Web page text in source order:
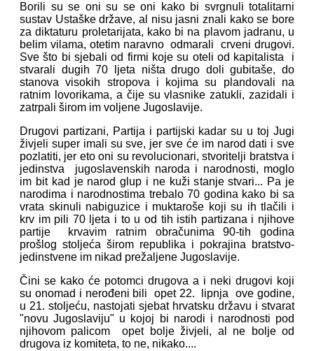
Borili su se oni su se oni kako bi svrgnuli totalitarni
sustav Ustaške države, al nisu jasni znali kako se bore
za diktaturu proletarijata, kako bi na plavom jadranu, u
belim vilama, otetim naravno odmarali crveni drugovi.
Sve što bi sjebali od firmi koje su oteli od kapitalista i
stvarali dugih 70 ljeta ništa drugo doli gubitaše, do
stanova visokih stropova i kojima su plandovali na
ratnim lovorikama, a čije su vlasnike zatukli, zazidali i
zatrpali širom im voljene Jugoslavije.
Drugovi partizani, Partija i partijski kadar su u toj Jugi
živjeli super imali su sve, jer sve će im narod dati i sve
pozlatiti, jer eto oni su revolucionari, stvoritelji bratstva i
jedinstva jugoslavenskih naroda i narodnosti, moglo
im bit kad je narod glup i ne kuži stanje stvari... Pa je
narodima i narodnostima trebalo 70 godina kako bi sa
vrata skinuli nabiguzice i muktaroše koji su ih tlačili i
krv im pili 70 ljeta i to u od tih istih partizana i njihove
partije krvavim ratnim obračunima 90-tih godina
prošlog stoljeća širom republika i pokrajina bratstvo-
jedinstvene im nikad prežaljene Jugoslavije.
Čini se kako će potomci drugova a i neki drugovi koji
su onomad i nerođeni bili opet 22. lipnja ove godine,
u 21. stoljeću, nastojati sjebat hrvatsku državu i stvarat
"novu Jugoslaviju" u kojoj bi narodi i narodnosti pod
njihovom palicom opet bolje živjeli, al ne bolje od
drugova iz komiteta, to ne, nikako....